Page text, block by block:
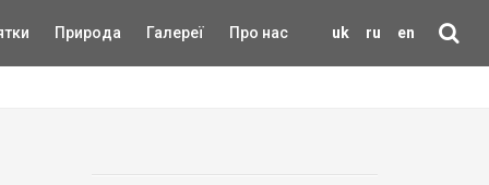
uk ru en
Природа Галереї Про нас